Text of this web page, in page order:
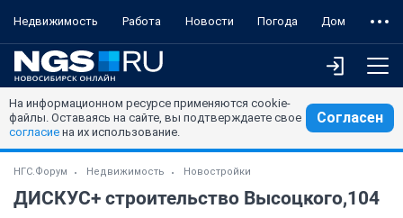
Недвижимость Работа Новости Погода Дом
На информационном ресурсе применяются cookie-
файлы. Оставаясь на сайте, вы подтверждаете свое
согласие на их использование.
Согласен
НГС.Форум Недвижимость Новостройки
ДИСКУС+ строительство Высоцкого,104